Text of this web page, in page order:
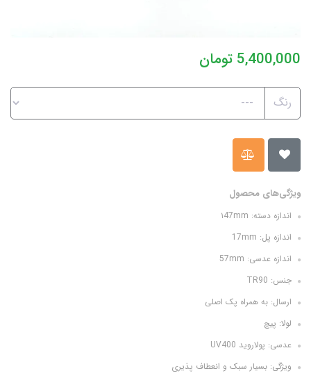
5,400,000 تومان
رنگ
ویژگی‌های محصول
اندازه دسته: ۱47mm
اندازه پل: 17mm
اندازه عدسی: 57mm
جنس: TR90
ارسال: به همراه پک اصلی
لولا: پیچ
عدسی: پولاروید UV400
ویژگی: بسیار سبک و انعطاف پذیری